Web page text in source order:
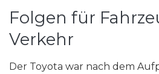
Folgen für
Verkehr
Der Toyota war nach dem